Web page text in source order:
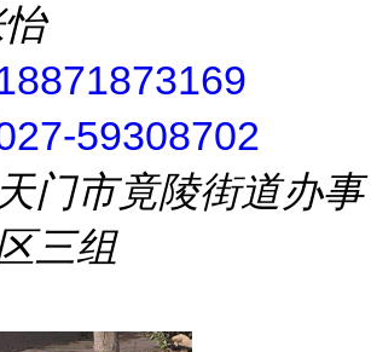
59308702
门市竟陵街道办事
三组